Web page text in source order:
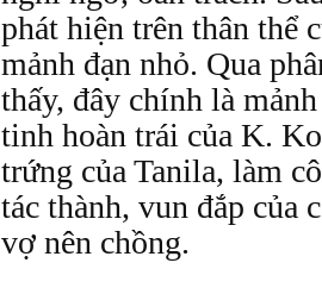
phát hiện trên thân thể
mảnh đạn nhỏ. Qua
thấy, đây chính là
tinh hoàn trái của K.
trứng của Tanila, làm
tác thành, vun đắp của
vợ nên chồng.